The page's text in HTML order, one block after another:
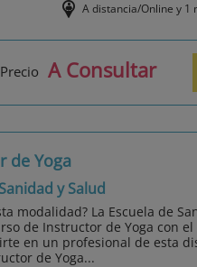
A distancia/Online y 1
Precio A Consultar
de Yoga
y Salud
modalidad? La Escuela de
de Instructor de Yoga con
en un profesional de esta
de Yoga...